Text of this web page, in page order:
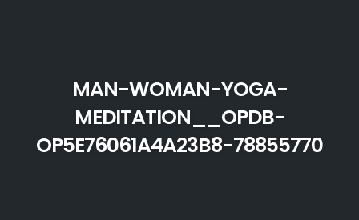
MAN-WOMAN-YOGA-
MEDITATION__OPDB-
OP5E76061A4A23B8-78855770